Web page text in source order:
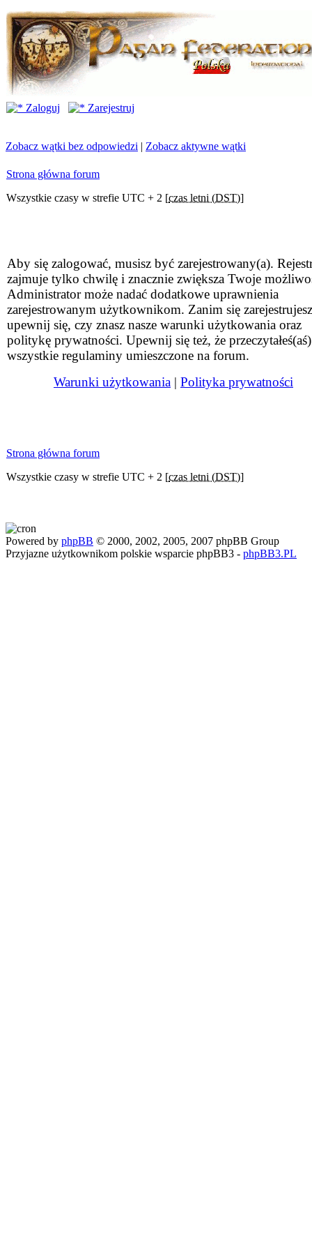
Zaloguj Zarejestruj
Zobacz wątki bez odpowiedzi | Zobacz aktywne wątki
Strona główna forum
Wszystkie czasy w strefie UTC + 2 [czas letni (DST)]
Aby się zalogować, musisz być zarejestrowany(a).
zajmuje tylko chwilę i znacznie zwiększa Twoje
Administrator może nadać dodatkowe uprawnienia
zarejestrowanym użytkownikom. Zanim się
upewnij się, czy znasz nasze warunki użytkowania oraz
politykę prywatności. Upewnij się też, że przeczytałeś(aś)
wszystkie regulaminy umieszczone na forum.
Warunki użytkowania | Polityka prywatności
Strona główna forum
Wszystkie czasy w strefie UTC + 2 [czas letni (DST)]
Powered by phpBB © 2000, 2002, 2005, 2007 phpBB Group
Przyjazne użytkownikom polskie wsparcie phpBB3 - phpBB3.PL